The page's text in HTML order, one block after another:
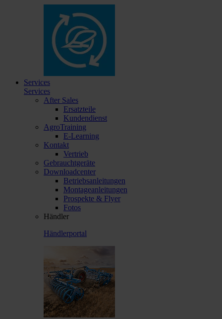
Services
Services
After Sales
Ersatzteile
Kundendienst
AgroTraining
E-Learning
Kontakt
Vertrieb
Gebrauchtgeräte
Downloadcenter
Betriebsanleitungen
Montageanleitungen
Prospekte & Flyer
Fotos
Händler
Händlerportal